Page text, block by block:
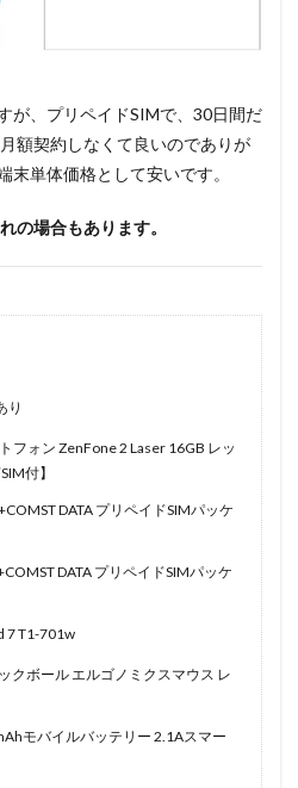
が、プリペイドSIMで、30日間だ
額契約しなくて良いのでありが
末単体価格として安いです。
の場合もあります。
り
フォン ZenFone 2 Laser 16GB レッ
付】
DATA プリペイドSIMパッケ
DATA プリペイドSIMパッケ
7 T1-701w
クボール エルゴノミクスマウス レ
モバイルバッテリー 2.1Aスマー